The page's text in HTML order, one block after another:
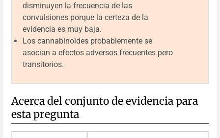
disminuyen la frecuencia de las
convulsiones porque la certeza de la
evidencia es muy baja.
Los cannabinoides probablemente se
asocian a efectos adversos frecuentes pero
transitorios.
Acerca del conjunto de evidencia para
esta pregunta